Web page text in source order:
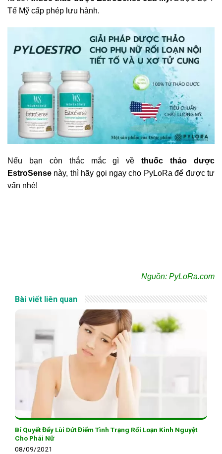
Tế Mỹ cấp phép lưu hành.
Nếu bạn còn thắc mắc gì vềthuốc thảo dược
EstroSense này, thì hãy gọi ngay cho PyLoRa để được tư
vấn nhé!
Nguồn: PyLoRa.com
Bài viết liên quan
Bí Quyết Đẩy Lùi Dứt Điểm Tình Trạng Rối Loạn Kinh Nguyệt
Cho Phái Nữ
08/09/2021